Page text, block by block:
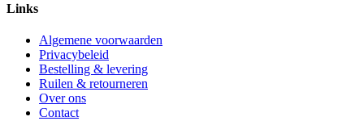
Links
Algemene voorwaarden
Privacybeleid
Bestelling & levering
Ruilen & retourneren
Over ons
Contact